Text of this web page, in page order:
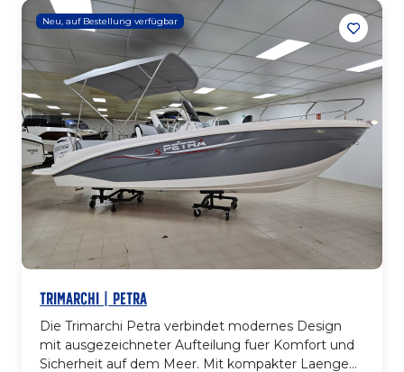
ueber grosse Sonnenliegen am Bug und achtern,
Cockpit mit umlaufenden Sitzen, gut geschuetzte
Mittelkonsole und Badeplattform. Innen bietet die
Kabine Doppelkoje, WC und Stauraum, ausgelegt
fuer Wochenendtrips.
Neu, auf Bestellung verfügbar
TRIMARCHI | PETRA
Die Trimarchi Petra verbindet modernes Design
mit ausgezeichneter Aufteilung fuer Komfort und
Sicherheit auf dem Meer. Mit kompakter Laenge